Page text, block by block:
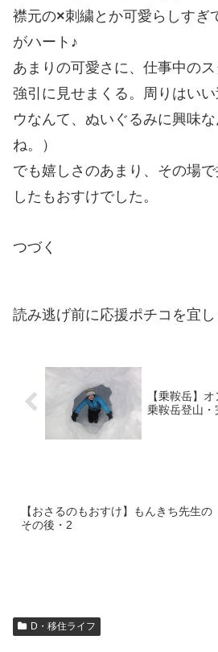
襟元の×刺繍とか可愛らしすぎ
がハート♪
あまりの可愛さに、仕事中の
強引に見せまくる。周りはい
ウなんて、ぬいぐるみに興味
ね。）
でも嬉しさのあまり、その場
したもおすけでした。
つづく
読み逃げ前に応援ポチコを宜
【乗鞍岳】
乗鞍岳登山・
【おさるのもおすけ】もんきち先生の
その後・2
D・移住ライフ